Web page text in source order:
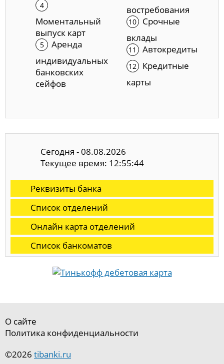
Моментальный
выпуск карт
Аренда
индивидуальных
банковских
сейфов
востребования
Срочные
вклады
Автокредиты
Кредитные
карты
Сегодня - 08.08.2026
Текущее время: 12:55:45
Реквизиты банка
Список отделений
Онлайн карта отделений
Список банкоматов
О сайте
Политика конфиденциальности
©2026 tibanki.ru